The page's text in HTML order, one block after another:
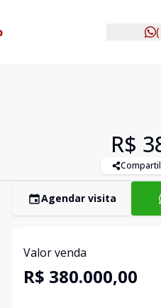
R$
Agendar visita
Valor venda
R$ 380.000,00